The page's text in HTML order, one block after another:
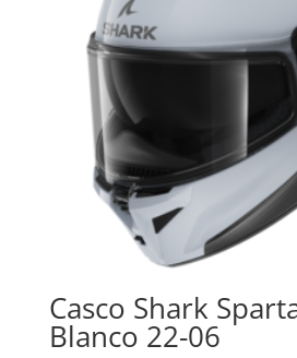
Casco Shark
Blanco 22-06